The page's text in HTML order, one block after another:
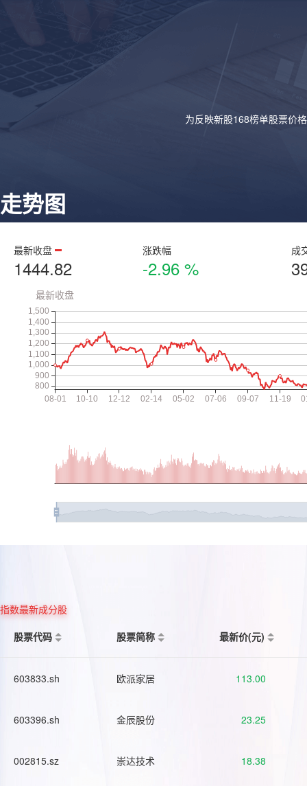
为反映新股168榜单股票价
走势图
最新收盘
1444.82
涨跌幅
-2.96 %
成
指数最新成分股
股票代码
股票简称 最新价(元)
603833.sh 欧派家居 113.00
603396.sh 金辰股份 23.25
002815.sz 崇达技术 18.38